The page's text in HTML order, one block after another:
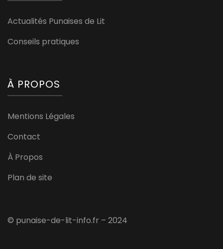
Actualités Punaises de Lit
Conseils pratiques
À PROPOS
Mentions Légales
Contact
À Propos
Plan de site
© punaise-de-lit-info.fr – 2024